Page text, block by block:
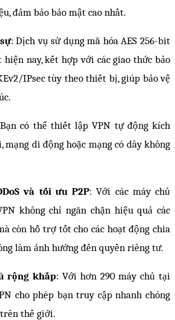
đảm bảo bảo mật cao nhất.
: Dịch vụ sử dụng mã hóa AES 256-bit
nay, kết hợp với các giao thức bảo
IPsec tùy theo thiết bị, giúp bảo vệ
có thể thiết lập VPN tự động kích
di động hoặc mạng có dây không
và tối ưu P2P: Với các máy chủ
không chỉ ngăn chặn hiệu quả các
còn hỗ trợ tốt cho các hoạt động chia
làm ảnh hưởng đến quyền riêng tư.
rộng khắp: Với hơn 290 máy chủ tại
cho phép bạn truy cập nhanh chóng
thế giới.